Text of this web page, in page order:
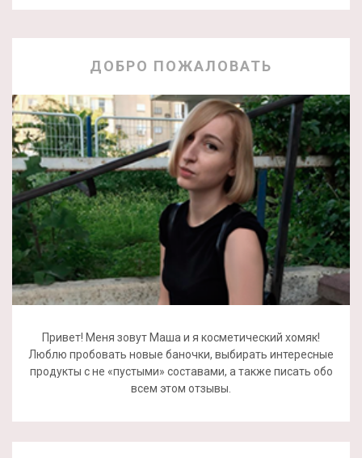
ДОБРО ПОЖАЛОВАТЬ
Привет! Меня зовут Маша и я косметический хомяк!
Люблю пробовать новые баночки, выбирать интересные
продукты с не «пустыми» составами, а также писать обо
всем этом отзывы.